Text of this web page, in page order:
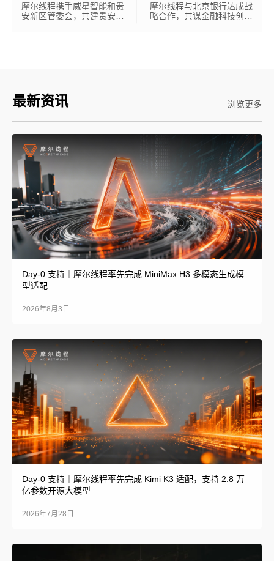
摩尔线程携手威星智能和贵
安新区管委会，共建贵安智
摩尔线程与北京银行达成战
略合作，共谋金融科技创新
最新资讯 浏览更多
Day-0 支持｜摩尔线程率先完成 MiniMax H3 多模态生成模
型适配
2026年8月3日
Day-0 支持｜摩尔线程率先完成 Kimi K3 适配，支持 2.8 万
亿参数开源大模型
2026年7月28日